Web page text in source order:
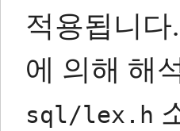
적용됩니다.
에 의해 해
sql/lex.h